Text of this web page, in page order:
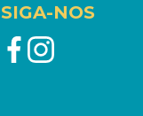
SIGA-NOS